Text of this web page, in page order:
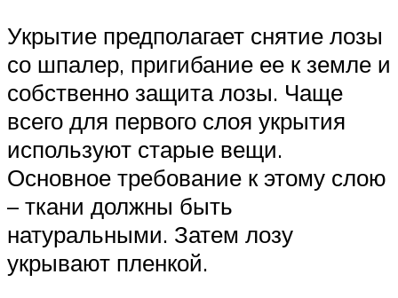
Укрытие предполагает снятие лозы
со шпалер, пригибание ее к земле и
собственно защита лозы. Чаще
всего для первого слоя укрытия
используют старые вещи.
Основное требование к этому слою
– ткани должны быть
натуральными. Затем лозу
укрывают пленкой.